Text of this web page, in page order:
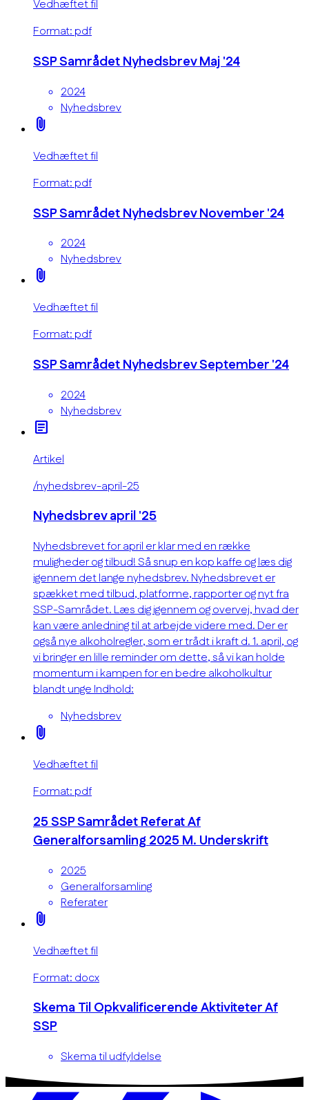
Vedhæftet fil
Format: pdf
SSP Samrådet Nyhedsbrev Maj '24
2024
Nyhedsbrev
attach_file
Vedhæftet fil
Format: pdf
SSP Samrådet Nyhedsbrev November '24
2024
Nyhedsbrev
attach_file
Vedhæftet fil
Format: pdf
SSP Samrådet Nyhedsbrev September '24
2024
Nyhedsbrev
article
Artikel
/nyhedsbrev-april-25
Nyhedsbrev april '25
Nyhedsbrevet for april er klar med en række
muligheder og tilbud! Så snup en kop kaffe og læs dig
igennem det lange nyhedsbrev. Nyhedsbrevet er
spækket med tilbud, platforme, rapporter og nyt fra
SSP-Samrådet. Læs dig igennem og overvej, hvad der
kan være anledning til at arbejde videre med. Der er
også nye alkoholregler, som er trådt i kraft d. 1. april, og
vi bringer en lille reminder om dette, så vi kan holde
momentum i kampen for en bedre alkoholkultur
blandt unge Indhold:
Nyhedsbrev
attach_file
Vedhæftet fil
Format: pdf
25 SSP Samrådet Referat Af
Generalforsamling 2025 M. Underskrift
2025
Generalforsamling
Referater
attach_file
Vedhæftet fil
Format: docx
Skema Til Opkvalificerende Aktiviteter Af
SSP
Skema til udfyldelse